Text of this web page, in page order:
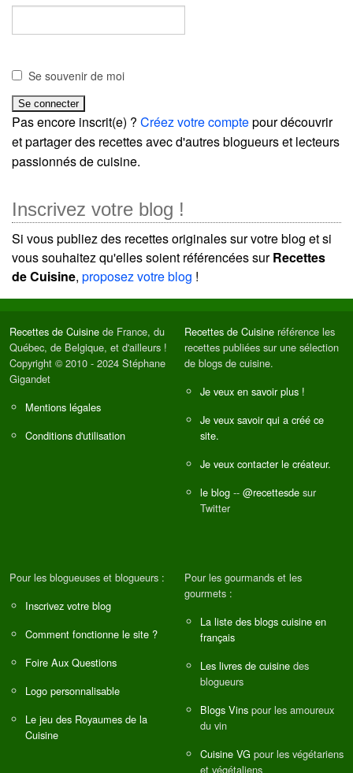
Se souvenir de moi
Pas encore inscrit(e) ? Créez votre comptepour découvrir
et partager des recettes avec d'autres blogueurs et lecteurs
passionnés de cuisine.
Inscrivez votre blog !
Si vous publiez des recettes originales sur votre blog et si
vous souhaitez qu'elles soient référencées surRecettes
de Cuisine, proposez votre blog !
Recettes de Cuisine de France, du
Québec, de Belgique, et d'ailleurs !
Copyright © 2010 - 2024 Stéphane
Gigandet
Mentions légales
Conditions d'utilisation
Recettes de Cuisine référence les
recettes publiées sur une sélection
de blogs de cuisine.
Je veux en savoir plus !
Je veux savoir qui a créé ce
site.
Je veux contacter le créateur.
le blog -- @recettesde sur
Twitter
Pour les blogueuses et blogueurs :
Inscrivez votre blog
Comment fonctionne le site ?
Foire Aux Questions
Logo personnalisable
Le jeu des Royaumes de la
Cuisine
Pour les gourmands et les
gourmets :
La liste des blogs cuisine en
français
Les livres de cuisine des
blogueurs
Blogs Vins pour les amoureux
du vin
Cuisine VG pour les végétariens
et végétaliens